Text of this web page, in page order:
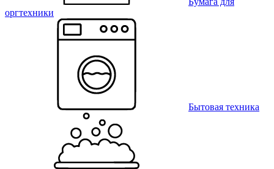
оргтехники
Бытовая техника